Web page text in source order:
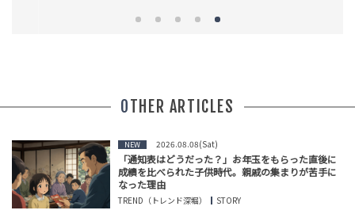
OTHER ARTICLES
NEW 2026.08.08(Sat)
「通知表はどうだった？」お年玉をもらった直後に
成績を比べられた子供時代。親戚の集まりが苦手に
なった理由
TREND（トレンド深堀）
STORY